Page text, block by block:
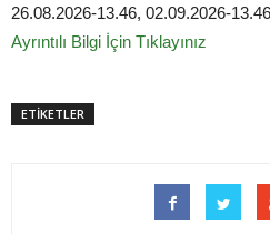
26.08.2026-13.46, 02.09.2026-
Ayrıntılı Bilgi İçin Tıklayınız
ETİKETLER